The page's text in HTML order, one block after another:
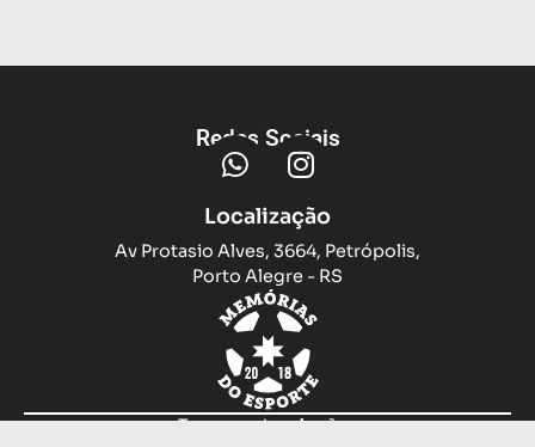
Redes Sociais
Localização
Av Protasio Alves, 3664, Petrópolis,
Porto Alegre - RS
Trocas e devoluções